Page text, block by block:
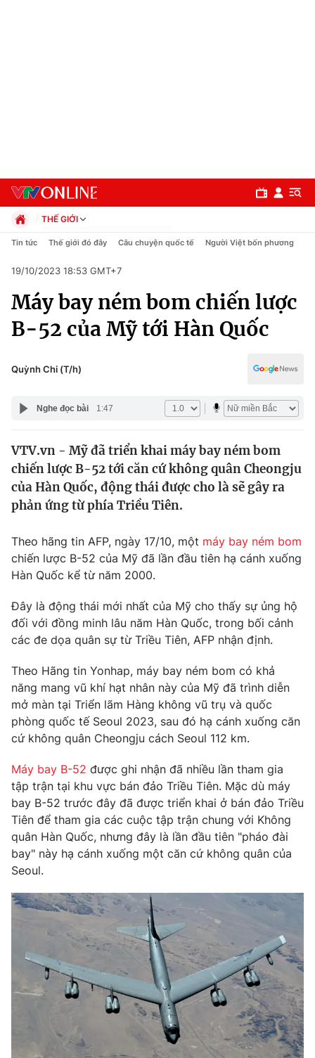
Chuyên mục
Chính trị
Pháp luật
Thế giới
Tin tức
Thế giới đó đây
Câu chuyện quốc tế
Tài chính
Thị trường
Góc doanh nghiệp
Dữ liệu và đời sống
Truyền hình
Phim VTV
Nhân vật
Khán giả
Giải sao mai
Giải trí
Điện ảnh
Âm nhạc
Sao
Đời sống
Du lịch
Làm đẹp
Chất lượng cuộc sống
Giáo dục
Học trực tuyến
Công nghệ
Hitech Công nghệ tương lai
Sản phẩm
Thị trường
Giao lưu trực tuyến
Lịch phát sóng
Chuyên mục khác
Podcast
Photo Infographic
Shorts video
VTV Money VTV Thể thao
THẾ GIỚI
Chính trị
Pháp luật
Kinh tế
Thể thao
Truyền hình
Y tế
Công nghệ
Tin tức Thế giới đó đây Câu chuyện quốc tế Người Việt bốn phương
19/10/2023 18:53 GMT+7
Máy bay ném bom chiến lược
B-52 của Mỹ tới Hàn Quốc
Quỳnh Chi (T/h)
Nghe đọc bài 1:47
VTV.vn - Mỹ đã triển khai máy bay ném bom
chiến lược B-52 tới căn cứ không quân Cheongju
của Hàn Quốc, động thái được cho là sẽ gây ra
phản ứng từ phía Triều Tiên.
Theo hãng tin AFP, ngày 17/10, một máy bay ném bom
chiến lược B-52 của Mỹ đã lần đầu tiên hạ cánh xuống
Hàn Quốc kể từ năm 2000.
Đây là động thái mới nhất của Mỹ cho thấy sự ủng hộ
đối với đồng minh lâu năm Hàn Quốc, trong bối cảnh
các đe dọa quân sự từ Triều Tiên, AFP nhận định.
Theo Hãng tin Yonhap, máy bay ném bom có khả
năng mang vũ khí hạt nhân này của Mỹ đã trình diễn
mở màn tại Triển lãm Hàng không vũ trụ và quốc
phòng quốc tế Seoul 2023, sau đó hạ cánh xuống căn
cứ không quân Cheongju cách Seoul 112 km.
Máy bay B-52 được ghi nhận đã nhiều lần tham gia
tập trận tại khu vực bán đảo Triều Tiên. Mặc dù máy
bay B-52 trước đây đã được triển khai ở bán đảo Triều
Tiên để tham gia các cuộc tập trận chung với Không
quân Hàn Quốc, nhưng đây là lần đầu tiên "pháo đài
bay" này hạ cánh xuống một căn cứ không quân của
Seoul.